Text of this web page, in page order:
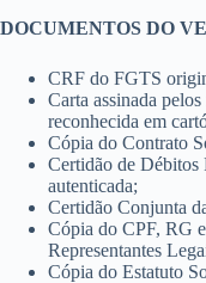
DOCUMENTOS DO
CRF do FGTS
Carta assinada
reconhecida em
Cópia do Contrato
Certidão de
autenticada;
Certidão Conjunta
Cópia do CPF, RG
Representantes
Cópia do Estatuto